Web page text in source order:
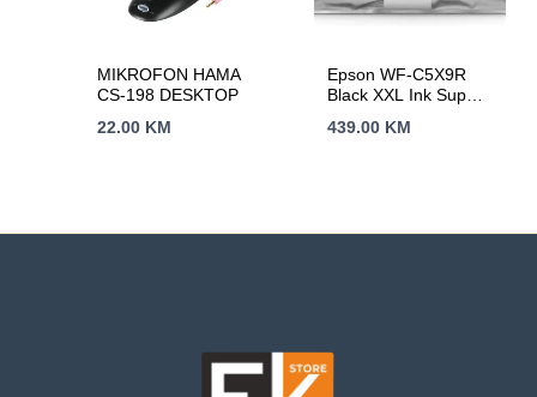
MIKROFON HAMA
CS-198 DESKTOP
22.00 KM
Epson WF-C5X9R
Black XXL Ink Supply
439.00 KM